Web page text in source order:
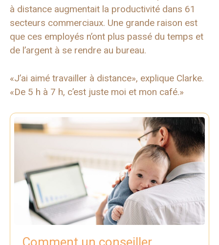
à distance augmentait la productivité dans 61
secteurs commerciaux. Une grande raison est
que ces employés n’ont plus passé du temps et
de l’argent à se rendre au bureau.
«J’ai aimé travailler à distance», explique Clarke.
«De 5 h à 7 h, c’est juste moi et mon café.»
Comment un conseiller